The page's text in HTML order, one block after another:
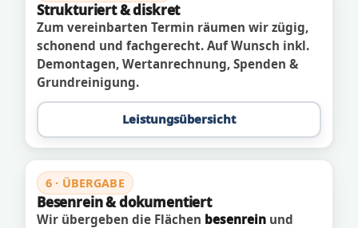
Strukturiert & diskret
Zum vereinbarten Termin räumen wir zügig,
schonend und fachgerecht. Auf Wunsch inkl.
Demontagen, Wertanrechnung, Spenden &
Grundreinigung.
Leistungsübersicht
6 · ÜBERGABE
Besenrein & dokumentiert
Wir übergeben die Flächen besenrein und